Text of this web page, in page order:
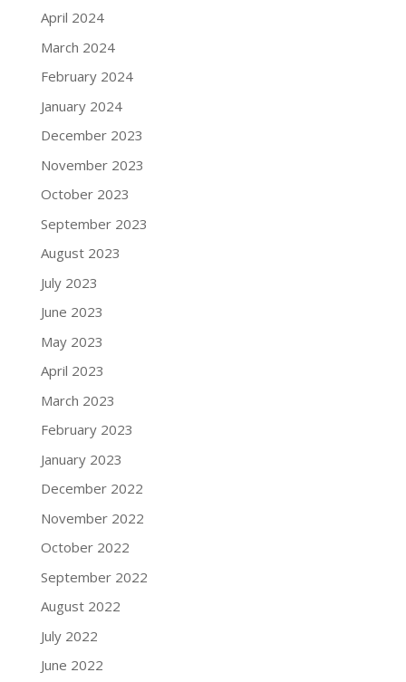
April 2024
March 2024
February 2024
January 2024
December 2023
November 2023
October 2023
September 2023
August 2023
July 2023
June 2023
May 2023
April 2023
March 2023
February 2023
January 2023
December 2022
November 2022
October 2022
September 2022
August 2022
July 2022
June 2022